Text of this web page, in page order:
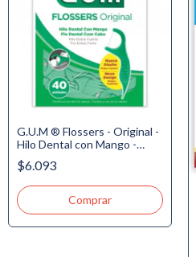
G.U.M ® Flossers - Original -
Hilo Dental con Mango -
Menta Refrescante, 40u
$6.093